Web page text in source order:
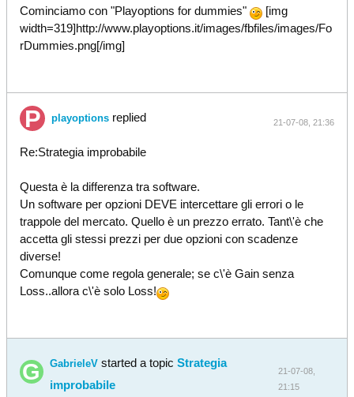
Cominciamo con "Playoptions for dummies"
[img
width=319]http://www.playoptions.it/images/fbfiles/images/Fo
rDummies.png[/img]
playoptions replied 21-07-08, 21:36
Re:Strategia improbabile
Questa è la differenza tra software.
Un software per opzioni DEVE intercettare gli errori o le
trappole del mercato. Quello è un prezzo errato. Tant\'è che
accetta gli stessi prezzi per due opzioni con scadenze
diverse!
Comunque come regola generale; se c\'è Gain senza
Loss..allora c\'è solo Loss!
GabrieleVstarted a topic Strategia
improbabile
21-07-08,
21:15